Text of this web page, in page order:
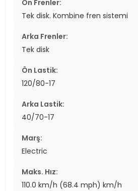
Ön Frenler:
Tek disk. Kombine fren sistemi
Arka Frenler:
Tek disk
Ön Lastik:
120/80-17
Arka Lastik:
40/70-17
Marş:
Electric
Maks. Hız:
110.0 km/h (68.4 mph) km/h